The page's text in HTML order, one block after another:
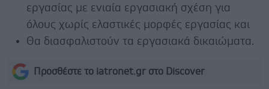
εργασίας με ενιαία εργασιακή σχέση για
όλους χωρίς ελαστικές μορφές εργασίας και
Θα διασφαλιστούν τα εργασιακά δικαιώματα.
Προσθέστε το iatronet.gr στο Discover